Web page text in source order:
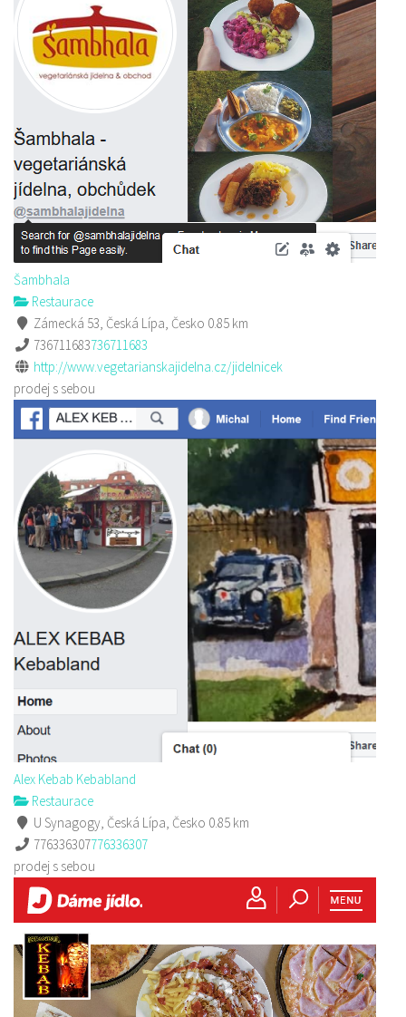
Šambhala
Restaurace
Zámecká 53, Česká Lípa, Česko 0.85 km
736711683736711683
http://www.vegetarianskajidelna.cz/jidelnicek
prodej s sebou
Alex Kebab Kebabland
Restaurace
U Synagogy, Česká Lípa, Česko 0.85 km
776336307776336307
prodej s sebou